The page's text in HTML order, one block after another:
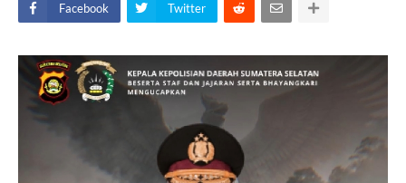
Facebook Twitter